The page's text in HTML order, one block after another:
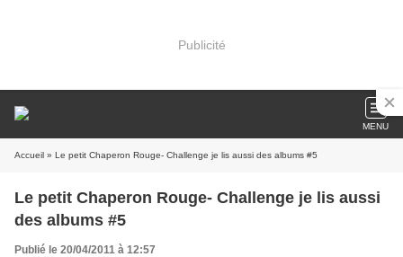
Publicité
MENU
Accueil » Le petit Chaperon Rouge- Challenge je lis aussi des albums #5
Le petit Chaperon Rouge- Challenge je lis aussi
des albums #5
Publié le 20/04/2011 à 12:57